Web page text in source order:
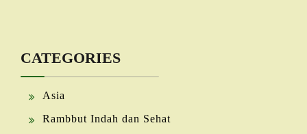
CATEGORIES
Asia
Rambbut Indah dan Sehat